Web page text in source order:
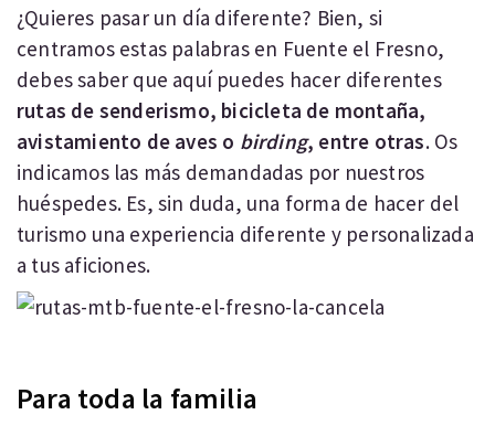
¿Quieres pasar un día diferente? Bien, si
centramos estas palabras en Fuente el Fresno,
debes saber que aquí puedes hacer diferentes
rutas de senderismo, bicicleta de montaña,
avistamiento de aves o birding, entre otras. Os
indicamos las más demandadas por nuestros
huéspedes. Es, sin duda, una forma de hacer del
turismo una experiencia diferente y personalizada
a tus aficiones.
Para toda la familia